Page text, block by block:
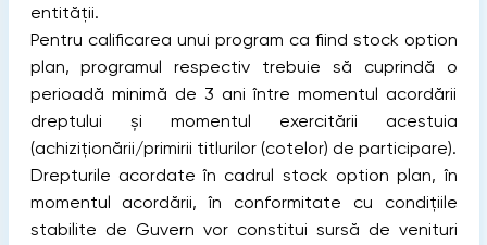
entității.
Pentru calificarea unui program ca fiind stock option
plan, programul respectiv trebuie să cuprindă o
perioadă minimă de 3 ani între momentul acordării
dreptului și momentul exercitării acestuia
(achiziționării/primirii titlurilor (cotelor) de participare).
Drepturile acordate în cadrul stock option plan, în
momentul acordării, în conformitate cu condiţiile
stabilite de Guvern vor constitui sursă de venituri